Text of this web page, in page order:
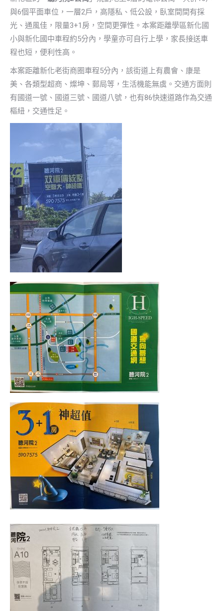
與6個平面車位，一層2戶，高隱私、低公設，臥室間間有採
光、通風佳，限量3+1房，空間更彈性。本案距離學區新化國
小與新化國中車程約5分內，學童亦可自行上學，家長接送車
程也短，便利性高。
本案距離新化老街商圈車程5分內，該街道上有農會、康是
美、各類型超商、燦坤、郵局等，生活機能無虞。交通方面則
有國道一號、國道三號、國道八號，也有86快速道路作為交通
樞紐，交通性足。